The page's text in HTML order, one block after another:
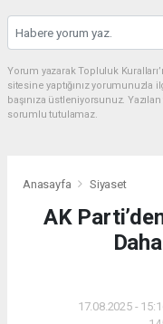
Yorum yazarak Topluluk
sitesine yaptığınız
başınıza üstleniyorsunuz.
sorumlu tutulamaz.
Anasayfa Siyaset
AK
17.08.2025 -